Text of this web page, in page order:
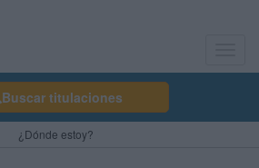
Buscar titulaciones
¿Dónde estoy?